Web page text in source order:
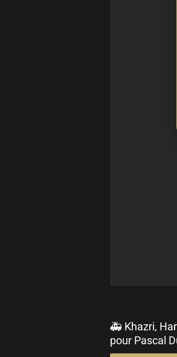
🚑 Khazri,
pour Pascal